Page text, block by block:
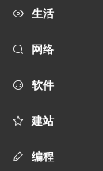
生活
网络
软件
建站
编程